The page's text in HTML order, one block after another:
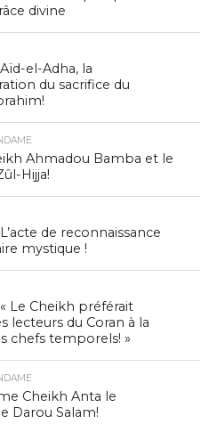
divine
Aïd-el-Adha, la
du sacrifice du
Ahmadou Bamba et le
Hijja!
L’acte de reconnaissance
mystique !
« Le Cheikh préférait
lecteurs du Coran à la
chefs temporels! »
Cheikh Anta le
Darou Salam!